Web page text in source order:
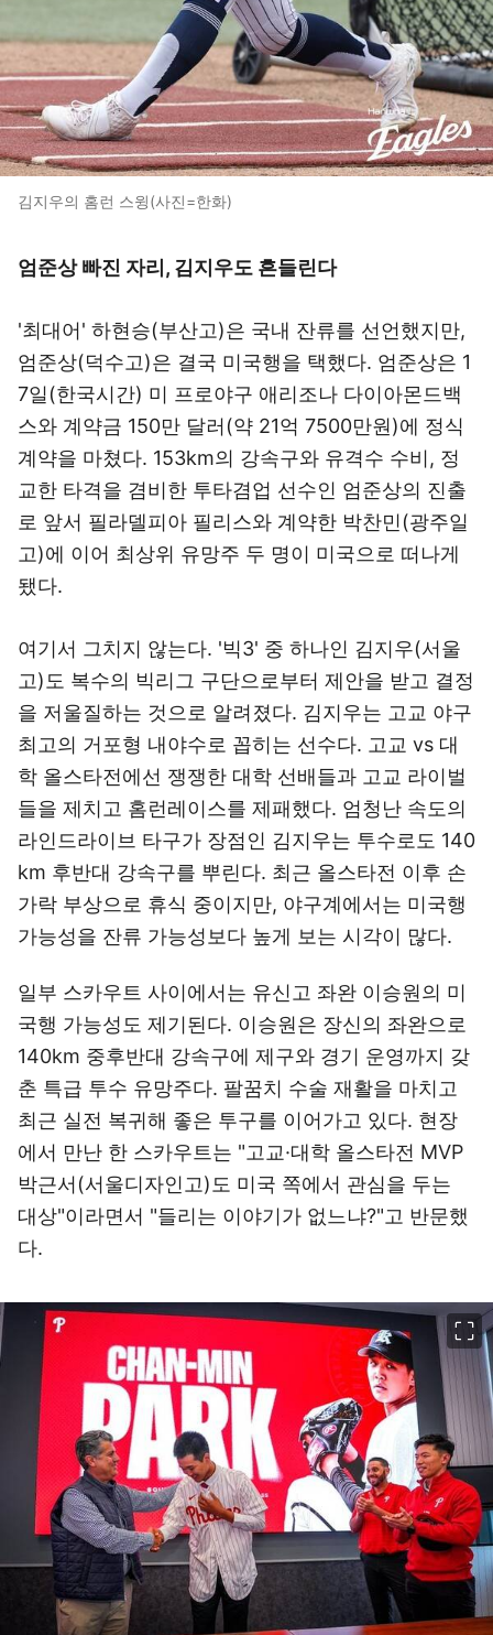
김지우의 홈런 스윙(사진=한화)
엄준상 빠진 자리, 김지우도 흔들린다
'최대어' 하현승(부산고)은 국내 잔류를 선언했지만,
엄준상(덕수고)은 결국 미국행을 택했다. 엄준상은 1
7일(한국시간) 미 프로야구 애리조나 다이아몬드백
스와 계약금 150만 달러(약 21억 7500만원)에 정식
계약을 마쳤다. 153km의 강속구와 유격수 수비, 정
교한 타격을 겸비한 투타겸업 선수인 엄준상의 진출
로 앞서 필라델피아 필리스와 계약한 박찬민(광주일
고)에 이어 최상위 유망주 두 명이 미국으로 떠나게
됐다.
여기서 그치지 않는다. '빅3' 중 하나인 김지우(서울
고)도 복수의 빅리그 구단으로부터 제안을 받고 결정
을 저울질하는 것으로 알려졌다. 김지우는 고교 야구
최고의 거포형 내야수로 꼽히는 선수다. 고교 vs 대
학 올스타전에선 쟁쟁한 대학 선배들과 고교 라이벌
들을 제치고 홈런레이스를 제패했다. 엄청난 속도의
라인드라이브 타구가 장점인 김지우는 투수로도 140
km 후반대 강속구를 뿌린다. 최근 올스타전 이후 손
가락 부상으로 휴식 중이지만, 야구계에서는 미국행
가능성을 잔류 가능성보다 높게 보는 시각이 많다.
일부 스카우트 사이에서는 유신고 좌완 이승원의 미
국행 가능성도 제기된다. 이승원은 장신의 좌완으로
140km 중후반대 강속구에 제구와 경기 운영까지 갖
춘 특급 투수 유망주다. 팔꿈치 수술 재활을 마치고
최근 실전 복귀해 좋은 투구를 이어가고 있다. 현장
에서 만난 한 스카우트는 "고교·대학 올스타전 MVP
박근서(서울디자인고)도 미국 쪽에서 관심을 두는
대상"이라면서 "들리는 이야기가 없느냐?"고 반문했
다.